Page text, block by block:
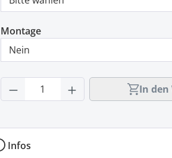
Montage
Produkt Anzahl: GibIn den
Infos